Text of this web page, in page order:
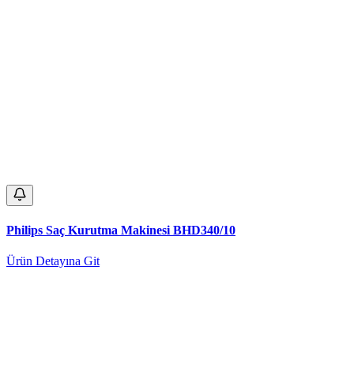
Philips Saç Kurutma Makinesi BHD340/10
Ürün Detayına Git